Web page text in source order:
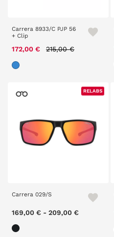
Carrera 8933/C PJP 56
+ Clip
172,00 € Price reduced from
215,00 €
Carrera 029/S
169,00 €
RELABS
- 209,00 €
RELABS